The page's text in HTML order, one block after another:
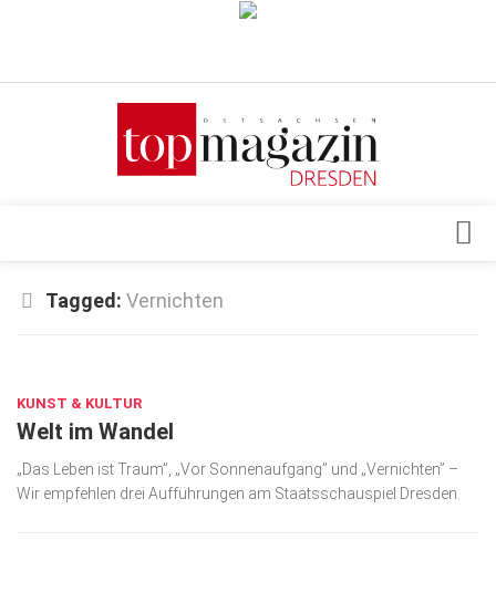
Verkaufsstellen
Top Gesundheitsforum Dresden / Ostsachsen
Geschäft
gesund & schön
Gesellschaft
Tagged: Vernichten
KUNST & KULTUR
Welt im Wandel
„Das Leben ist Traum”, „Vor Sonnenaufgang” und „Vernichten” –
Wir empfehlen drei Aufführungen am Staatsschauspiel Dresden.